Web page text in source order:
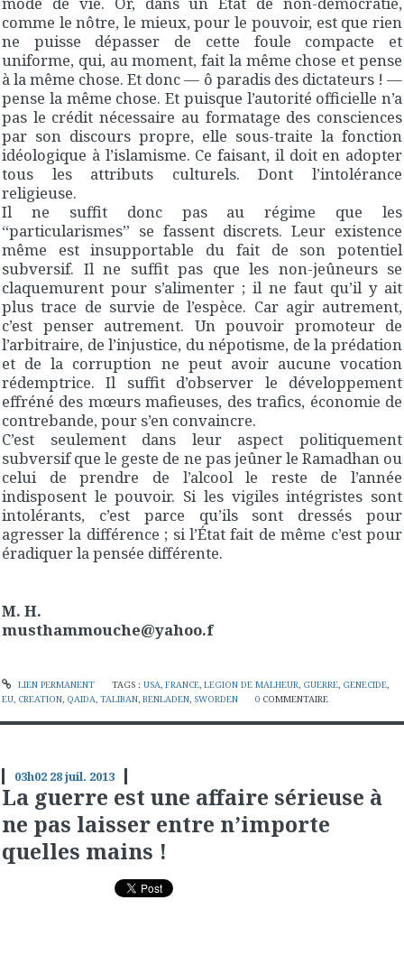
comme le nôtre, le mieux, pour le pouvoir, est que rien
ne puisse dépasser de cette foule compacte et
uniforme, qui, au moment, fait la même chose et pense
à la même chose. Et donc — ô paradis des dictateurs ! —
pense la même chose. Et puisque l’autorité officielle n’a
pas le crédit nécessaire au formatage des consciences
par son discours propre, elle sous-traite la fonction
idéologique à l’islamisme. Ce faisant, il doit en adopter
tous les attributs culturels. Dont l’intolérance
religieuse.
Il ne suffit donc pas au régime que les
“particularismes” se fassent discrets. Leur existence
même est insupportable du fait de son potentiel
subversif. Il ne suffit pas que les non-jeûneurs se
claquemurent pour s’alimenter ; il ne faut qu’il y ait
plus trace de survie de l’espèce. Car agir autrement,
c’est penser autrement. Un pouvoir promoteur de
l’arbitraire, de l’injustice, du népotisme, de la prédation
et de la corruption ne peut avoir aucune vocation
rédemptrice. Il suffit d’observer le développement
effréné des mœurs mafieuses, des trafics, économie de
contrebande, pour s’en convaincre.
C’est seulement dans leur aspect politiquement
subversif que le geste de ne pas jeûner le Ramadhan ou
celui de prendre de l’alcool le reste de l’année
indisposent le pouvoir. Si les vigiles intégristes sont
intolérants, c’est parce qu’ils sont dressés pour
agresser la différence ; si l’État fait de même c’est pour
éradiquer la pensée différente.
M. H.
musthammouche@yahoo.f
LIEN PERMANENT TAGS : USA, FRANCE, LEGION DE MALHEUR, GUERRE, GENECIDE,
EU, CREATION, QAIDA, TALIBAN, BENLADEN, SWORDEN 0 COMMENTAIRE
03h02 28juil. 2013
La guerre est une affaire sérieuse à
ne pas laisser entre n’importe
quelles mains !